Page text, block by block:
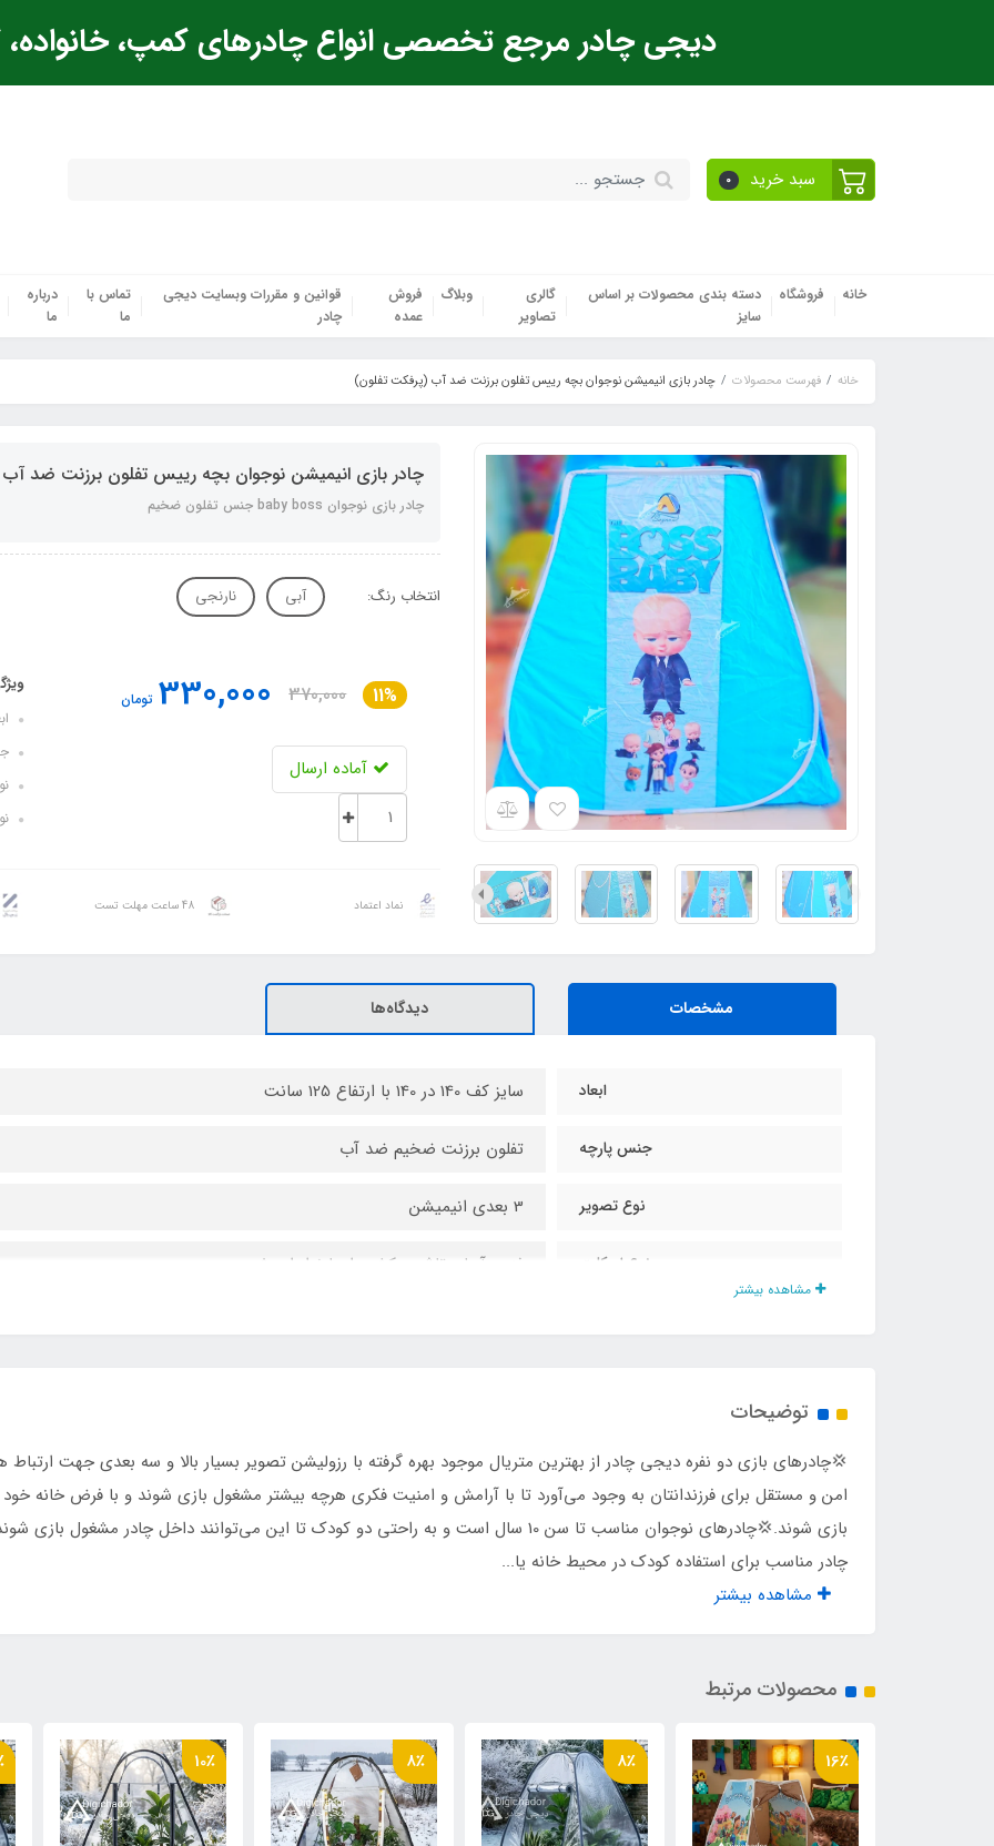
دیجی چادر مرجع تخصصی انواع چادرهای کمپ، خانواده،
سبد خرید 0
خانه فروشگاه
دسته بندی محصولات بر اساس
سایز
گالری
تصاویر
وبلاگ
فروش
عمده
قوانین و مقررات وبسایت دیجی
چادر
تماس با
ما
درباره
ما
خانه فهرست محصولات چادر بازی انیمیشن نوجوان بچه رییس تفلون برزنت ضد آب (پرفکت تفلون)
چادر بازی انیمیشن نوجوان بچه رییس تفلون برزنت ضد
چادر بازی نوجوان baby boss جنس تفلون ضخیم
انتخاب رنگ: آبی نارنجی
11%
370,000
330,000 تومان
آماده ارسال
نماد اعتماد 48 ساعت مهلت تست
مشخصات دیدگاه‌ها
ابعاد سایز کف 140 در 140 با ارتفاع 125 سانت
جنس پارچه تفلون برزنت ضخیم ضد آب
نوع تصویر 3 بعدی انیمیشن
نوع اسکلت فنری آسان تاشو روکش دار با نوار ابریشم
اقلام همراه کیف حمل از جنس چادر
2500 گرم
مشاهده بیشتر
توضیحات
​​​​💢چادرهای بازی دو نفره دیجی چادر از بهترین متریال موجود بهره گرفته با رزولیشن تصویر بسیار بالا و سه بعدی جهت
امن و مستقل برای فرزندانتان به وجود می‌آورد تا با آرامش و امنیت فکری هرچه بیشتر مشغول بازی شوند و با فرض خانه
بازی شوند.💢چادرهای نوجوان مناسب تا سن 10 سال است و به راحتی دو کودک تا این می‌توانند داخل
چادر مناسب برای استفاده کودک در محیط خانه یا...
مشاهده بیشتر
محصولات مرتبط
16٪ 8٪ 8٪ 10٪